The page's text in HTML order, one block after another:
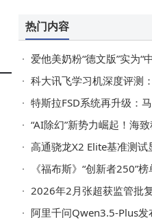
热门内容
爱他美奶粉“德文版”实为“中国特供
科大讯飞学习机深度评测：AI赋能教育，多
特斯拉FSD系统再升级：马斯克确认可识别
“AI除幻”新势力崛起！海致科技上市首
高通骁龙X2 Elite基准测试显实力，多
《福布斯》“创新者250”榜单揭晓 马斯克登
2026年2月张超获监管批复 正式就任奇
阿里千问Qwen3.5-Plus发布：多模态升级